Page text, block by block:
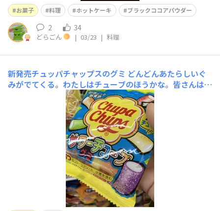
お菓子 料理 ホットケーキ ブラックココアパウダー
2 34
どらごん | 03/23 | 料理
新発売チュッパチャップスのグミ どんどんあたらしいぐ
みがでてくる。わたしはチューブのほうかな。皆さんはど
ちらのグミを食べたいですか？